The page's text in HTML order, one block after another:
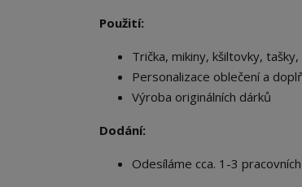
Použití:
Trička, mikiny, kšiltovky,
Personalizace oblečení a
Výroba originálních dárků
Dodání:
Odesíláme cca. 1-3